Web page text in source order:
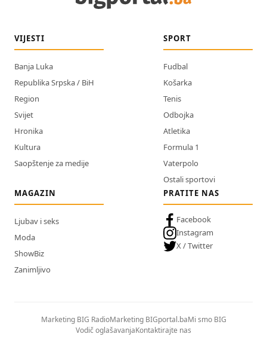
VIJESTI
Banja Luka
Republika Srpska / BiH
Region
Svijet
Hronika
Kultura
Saopštenje za medije
SPORT
Fudbal
Košarka
Tenis
Odbojka
Atletika
Formula 1
Vaterpolo
Ostali sportovi
MAGAZIN
Ljubav i seks
Moda
ShowBiz
Zanimljivo
PRATITE NAS
Facebook
Instagram
X / Twitter
Marketing BIG RadioMarketing BIGportal.baMi smo BIG
Vodič oglašavanjaKontaktirajte nas